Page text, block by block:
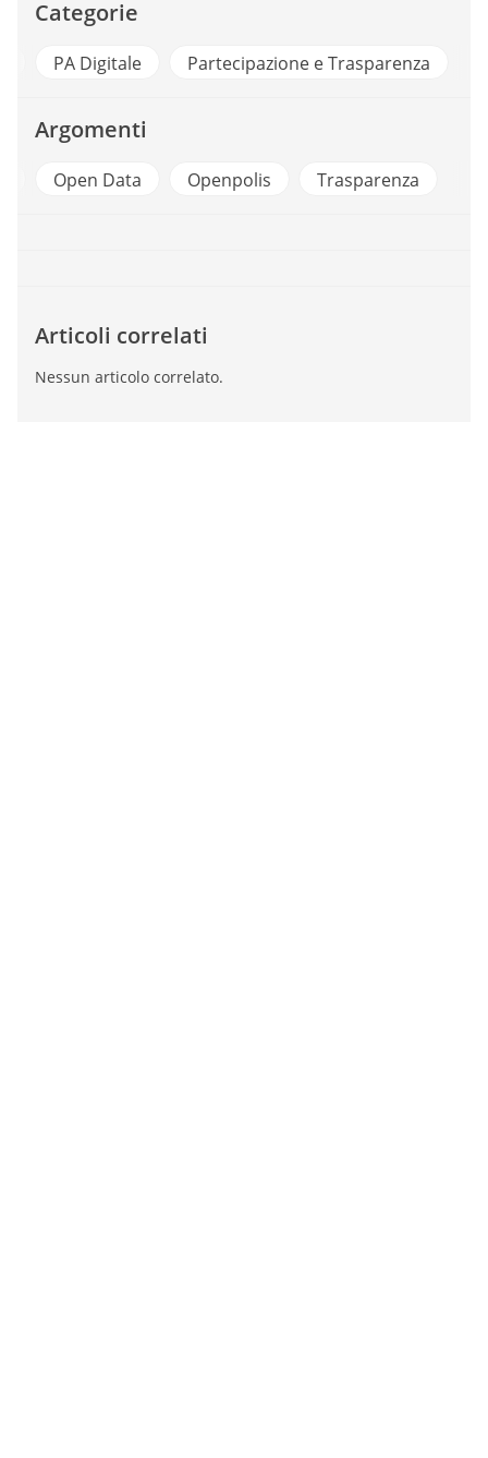
Categorie
PA Digitale Partecipazione e Trasparenza
Argomenti
Open Data Openpolis Trasparenza
Articoli correlati
Nessun articolo correlato.